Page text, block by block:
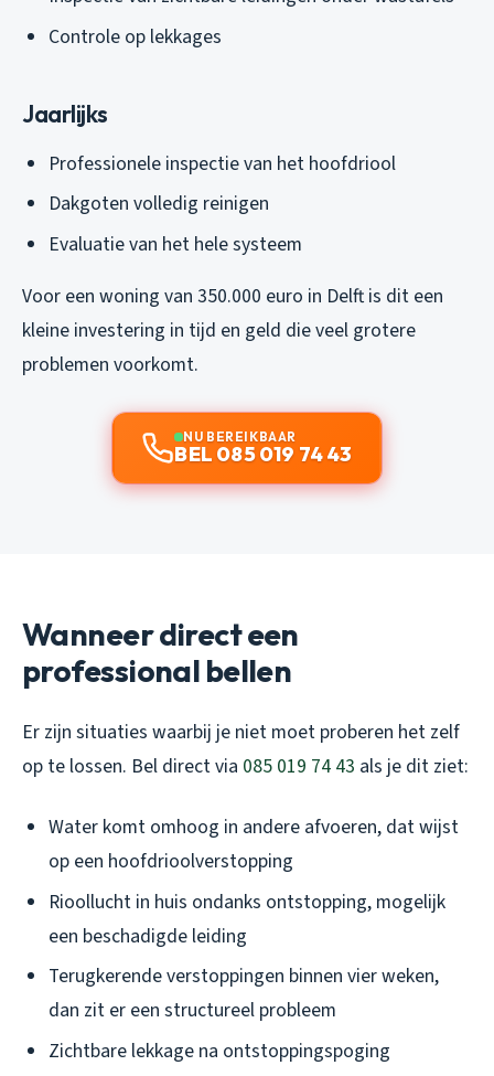
Controle op lekkages
Jaarlijks
Professionele inspectie van het hoofdriool
Dakgoten volledig reinigen
Evaluatie van het hele systeem
Voor een woning van 350.000 euro in Delft is dit een
kleine investering in tijd en geld die veel grotere
problemen voorkomt.
NU BEREIKBAAR
BEL 085 019 74 43
Wanneer direct een
professional bellen
Er zijn situaties waarbij je niet moet proberen het zelf
op te lossen. Bel direct via 085 019 74 43 als je dit ziet:
Water komt omhoog in andere afvoeren, dat wijst
op een hoofdrioolverstopping
Rioollucht in huis ondanks ontstopping, mogelijk
een beschadigde leiding
Terugkerende verstoppingen binnen vier weken,
dan zit er een structureel probleem
Zichtbare lekkage na ontstoppingspoging